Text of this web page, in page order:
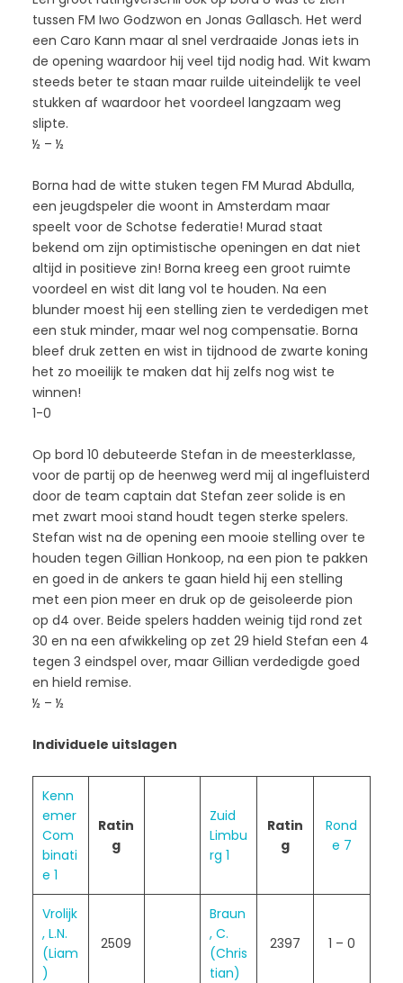
tussen FM Iwo Godzwon en Jonas Gallasch. Het werd
een Caro Kann maar al snel verdraaide Jonas iets in
de opening waardoor hij veel tijd nodig had. Wit kwam
steeds beter te staan maar ruilde uiteindelijk te veel
stukken af waardoor het voordeel langzaam weg
slipte.
½ – ½
Borna had de witte stuken tegen FM Murad Abdulla,
een jeugdspeler die woont in Amsterdam maar
speelt voor de Schotse federatie! Murad staat
bekend om zijn optimistische openingen en dat niet
altijd in positieve zin! Borna kreeg een groot ruimte
voordeel en wist dit lang vol te houden. Na een
blunder moest hij een stelling zien te verdedigen met
een stuk minder, maar wel nog compensatie. Borna
bleef druk zetten en wist in tijdnood de zwarte koning
het zo moeilijk te maken dat hij zelfs nog wist te
winnen!
1-0
Op bord 10 debuteerde Stefan in de meesterklasse,
voor de partij op de heenweg werd mij al ingefluisterd
door de team captain dat Stefan zeer solide is en
met zwart mooi stand houdt tegen sterke spelers.
Stefan wist na de opening een mooie stelling over te
houden tegen Gillian Honkoop, na een pion te pakken
en goed in de ankers te gaan hield hij een stelling
met een pion meer en druk op de geisoleerde pion
op d4 over. Beide spelers hadden weinig tijd rond zet
30 en na een afwikkeling op zet 29 hield Stefan een 4
tegen 3 eindspel over, maar Gillian verdedigde goed
en hield remise.
½ – ½
Individuele uitslagen
Kenn
emer
Com
binati
e 1
Ratin
g
Zuid
Limbu
rg 1
Ratin
g
Rond
e 7
Vrolijk
, L.N.
(Liam
)
2509
Braun
, C.
(Chris
tian)
2397 1 – 0